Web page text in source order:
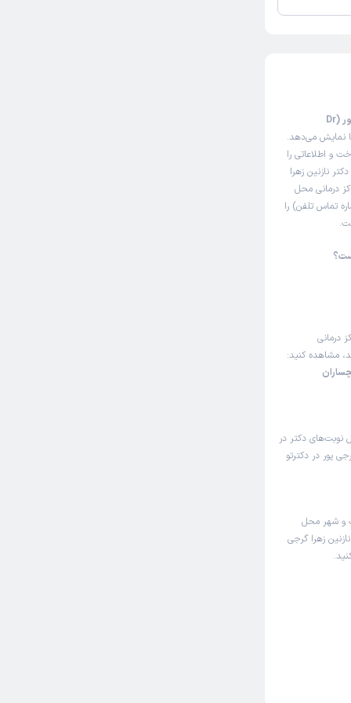
این صفحه مثل سایت نوبت‌دهی اینترنتی دکتر نازنین زهرا گرجی پور (Dr
نمایش می‌دهد.
و اطلاعاتی را
نازنین زهرا
درمانی محل
تماس تلفن) را
درمانی
مشاهده کنید:
نوبت‌های دکتر در
پور در دکترتو
و شهر محل
زهرا گرجی